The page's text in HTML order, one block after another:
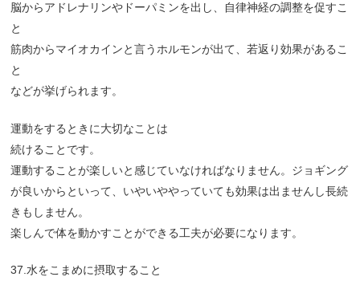
脳からアドレナリンやドーパミンを出し、自律神経の調整を促すこ
と
筋肉からマイオカインと言うホルモンが出て、若返り効果があるこ
と
などが挙げられます。
運動をするときに大切なことは
続けることです。
運動することが楽しいと感じていなければなりません。ジョギング
が良いからといって、いやいややっていても効果は出ませんし長続
きもしません。
楽しんで体を動かすことができる工夫が必要になります。
37.水をこまめに摂取すること